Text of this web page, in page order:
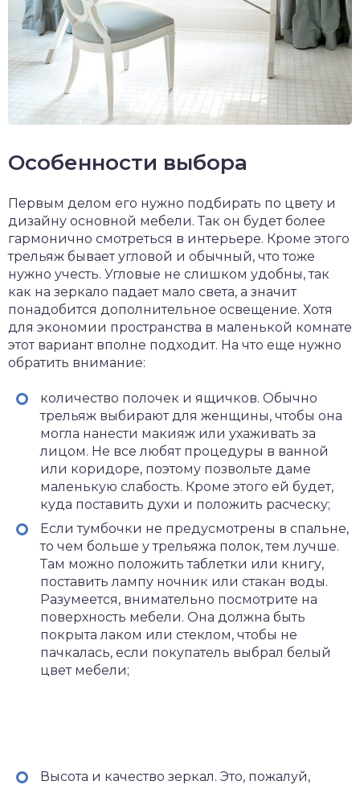
Особенности выбора
Первым делом его нужно подбирать по цвету и
дизайну основной мебели. Так он будет более
гармонично смотреться в интерьере. Кроме этого
трельяж бывает угловой и обычный, что тоже
нужно учесть. Угловые не слишком удобны, так
как на зеркало падает мало света, а значит
понадобится дополнительное освещение. Хотя
для экономии пространства в маленькой комнате
этот вариант вполне подходит. На что еще нужно
обратить внимание:
количество полочек и ящичков. Обычно
трельяж выбирают для женщины, чтобы она
могла нанести макияж или ухаживать за
лицом. Не все любят процедуры в ванной
или коридоре, поэтому позвольте даме
маленькую слабость. Кроме этого ей будет,
куда поставить духи и положить расческу;
Если тумбочки не предусмотрены в спальне,
то чем больше у трельяжа полок, тем лучше.
Там можно положить таблетки или книгу,
поставить лампу ночник или стакан воды.
Разумеется, внимательно посмотрите на
поверхность мебели. Она должна быть
покрыта лаком или стеклом, чтобы не
пачкалась, если покупатель выбрал белый
цвет мебели;
Высота и качество зеркал. Это, пожалуй,